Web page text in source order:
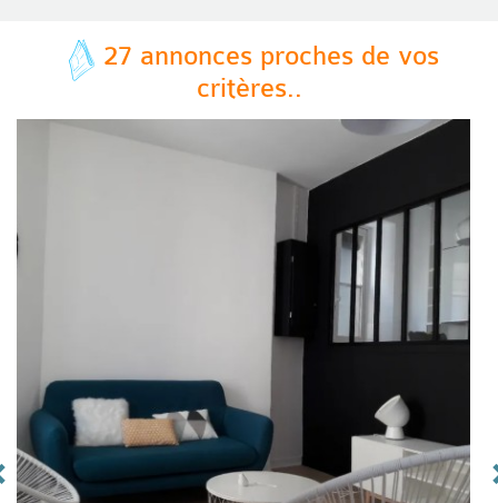
27 annonces proches de vos
critères..